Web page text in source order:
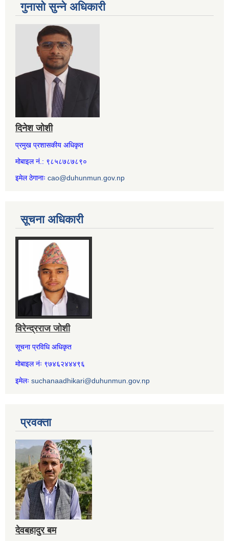
गुनासो सुन्ने अधिकारी
दिनेश जोशी
प्रमुख प्रशासकीय अधिकृत
मोबाइल नं.: ९८५८७८७८९०
इमेल ठेगानाः cao@duhunmun.gov.np
सूचना अधिकारी
विरेन्द्रराज जोशी
सूचना प्रविधि अधिकृत
मोबाइल नंः ९७४६२४४४९६
इमेलः suchanaadhikari@duhunmun.gov.np
प्रवक्ता
देवबहादुर बम